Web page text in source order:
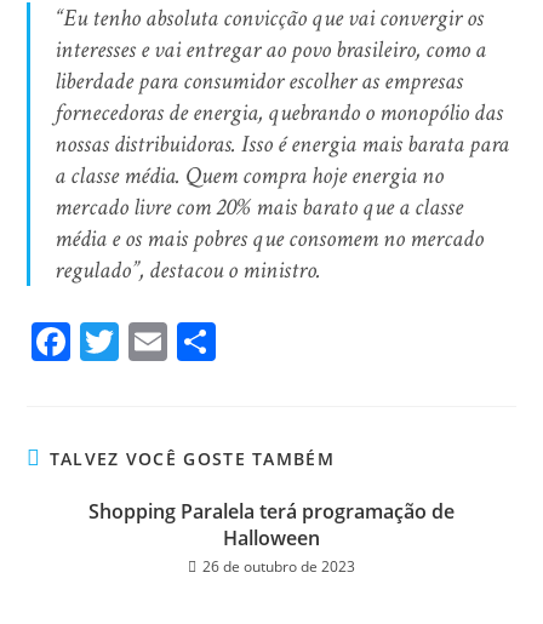
“Eu tenho absoluta convicção que vai convergir os
interesses e vai entregar ao povo brasileiro, como a
liberdade para consumidor escolher as empresas
fornecedoras de energia, quebrando o monopólio das
nossas distribuidoras. Isso é energia mais barata para
a classe média. Quem compra hoje energia no
mercado livre com 20% mais barato que a classe
média e os mais pobres que consomem no mercado
regulado”, destacou o ministro.
Fa
ok
T
er
E
TALVEZ VOCÊ GOSTE TAMBÉM
Shopping Paralela terá programação de
Halloween
26 de outubro de 2023